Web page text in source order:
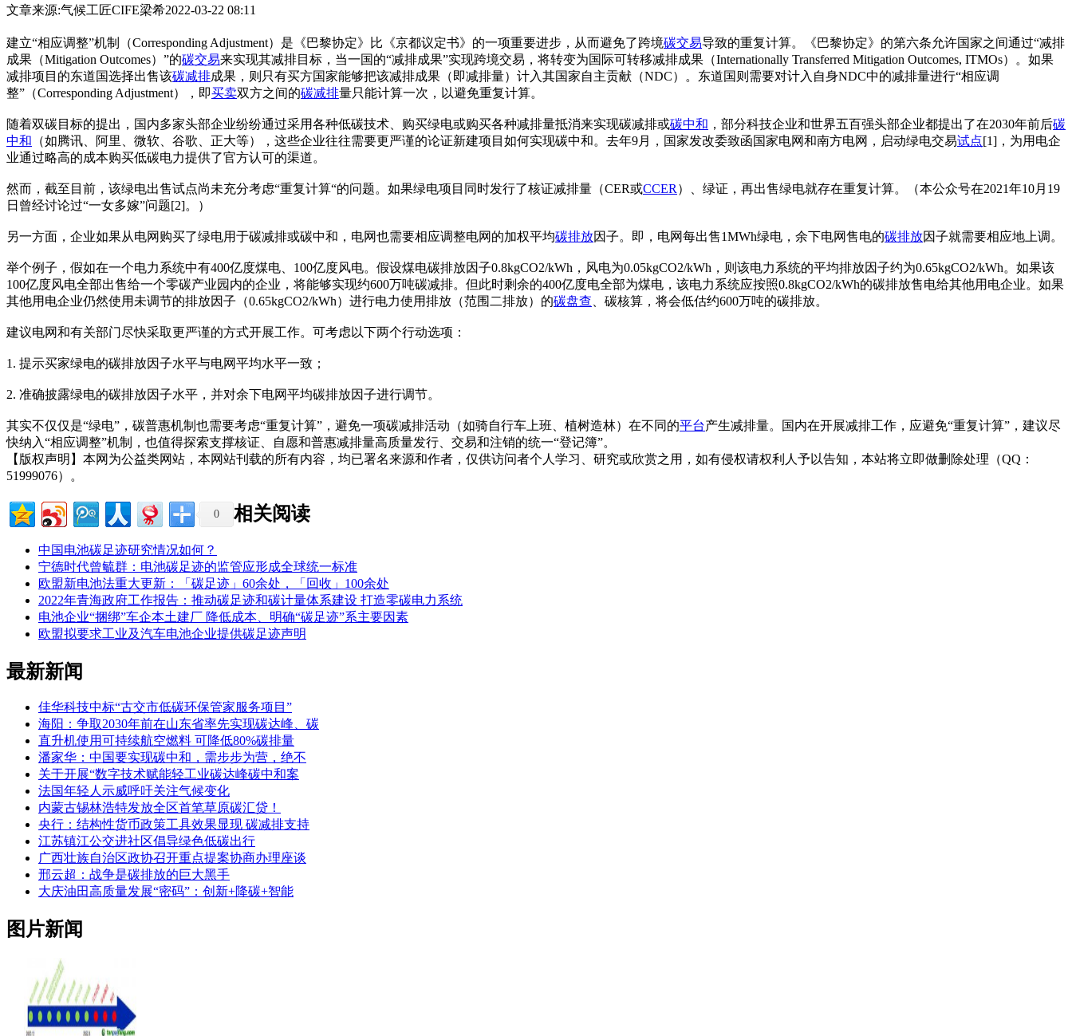
文章来源:气候工匠CIFE梁希2022-03-22 08:11
建立“相应调整”机制（Corresponding Adjustment）是《巴黎协定》比《京都议定书》的一项重要进步，从而避免了跨境碳交易导致的重复计算。《巴黎协定》的第六条允许国家之间通过“减排
成果（Mitigation Outcomes）”的碳交易来实现其减排目标，当一国的“减排成果”实现跨境交易，将转变为国际可转移减排成果（Internationally Transferred Mitigation Outcomes, ITMOs）。如果
减排项目的东道国选择出售该碳减排成果，则只有买方国家能够把该减排成果（即减排量）计入其国家自主贡献（NDC）。东道国则需要对计入自身NDC中的减排量进行“相应调
整”（Corresponding Adjustment），即买卖双方之间的碳减排量只能计算一次，以避免重复计算。
随着双碳目标的提出，国内多家头部企业纷纷通过采用各种低碳技术、购买绿电或购买各种减排量抵消来实现碳减排或碳中和 ，部分科技企业和世界五百强头部企业都提出了在2030年前后碳
中和 （如腾讯、阿里、微软、谷歌、正大等），这些企业往往需要更严谨的论证新建项目如何实现碳中和。去年9月，国家发改委致函国家电网和南方电网，启动绿电交易试点[1]，为用电企
业通过略高的成本购买低碳电力提供了官方认可的渠道。
然而，截至目前，该绿电出售试点尚未充分考虑“重复计算“的问题。如果绿电项目同时发行了核证减排量（CER或CCER ）、绿证，再出售绿电就存在重复计算。（本公众号在2021年10月19
日曾经讨论过“一女多嫁”问题[2]。）
另一方面，企业如果从电网购买了绿电用于碳减排或碳中和，电网也需要相应调整电网的加权平均碳排放因子。即，电网每出售1MWh绿电，余下电网售电的碳排放因子就需要相应地上调。
举个例子，假如在一个电力系统中有400亿度煤电、100亿度风电。假设煤电碳排放因子0.8kgCO2/kWh，风电为0.05kgCO2/kWh，则该电力系统的平均排放因子约为0.65kgCO2/kWh。如果该
100亿度风电全部出售给一个零碳产业园内的企业，将能够实现约600万吨碳减排。但此时剩余的400亿度电全部为煤电，该电力系统应按照0.8kgCO2/kWh的碳排放售电给其他用电企业。如果
其他用电企业仍然使用未调节的排放因子（0.65kgCO2/kWh）进行电力使用排放（范围二排放）的碳盘查 、碳核算，将会低估约600万吨的碳排放。
建议电网和有关部门尽快采取更严谨的方式开展工作。可考虑以下两个行动选项：
1. 提示买家绿电的碳排放因子水平与电网平均水平一致；
2. 准确披露绿电的碳排放因子水平，并对余下电网平均碳排放因子进行调节。
其实不仅仅是“绿电”，碳普惠机制也需要考虑“重复计算”，避免一项碳减排活动（如骑自行车上班、植树造林）在不同的平台产生减排量。国内在开展减排工作，应避免“重复计算”，建议尽
快纳入“相应调整”机制，也值得探索支撑核证、自愿和普惠减排量高质量发行、交易和注销的统一“登记簿”。
【版权声明】本网为公益类网站，本网站刊载的所有内容，均已署名来源和作者，仅供访问者个人学习、研究或欣赏之用，如有侵权请权利人予以告知，本站将立即做删除处理（QQ：
51999076）。
0 相关阅读
中国电池碳足迹研究情况如何？
宁德时代曾毓群：电池碳足迹的监管应形成全球统一标准
欧盟新电池法重大更新：「碳足迹」60余处，「回收」100余处
2022年青海政府工作报告：推动碳足迹和碳计量体系建设 打造零碳电力系统
电池企业“捆绑”车企本土建厂 降低成本、明确“碳足迹”系主要因素
欧盟拟要求工业及汽车电池企业提供碳足迹声明
最新新闻
佳华科技中标“古交市低碳环保管家服务项目”
海阳：争取2030年前在山东省率先实现碳达峰、碳
直升机使用可持续航空燃料 可降低80%碳排量
潘家华：中国要实现碳中和，需步步为营，绝不
关于开展“数字技术赋能轻工业碳达峰碳中和案
法国年轻人示威呼吁关注气候变化
内蒙古锡林浩特发放全区首笔草原碳汇贷！
央行：结构性货币政策工具效果显现 碳减排支持
江苏镇江公交进社区倡导绿色低碳出行
广西壮族自治区政协召开重点提案协商办理座谈
邢云超：战争是碳排放的巨大黑手
大庆油田高质量发展“密码”：创新+降碳+智能
图片新闻